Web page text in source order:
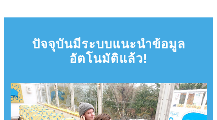
ปัจจุบันมีระบบแนะนำข้อมูล
อัตโนมัติแล้ว!